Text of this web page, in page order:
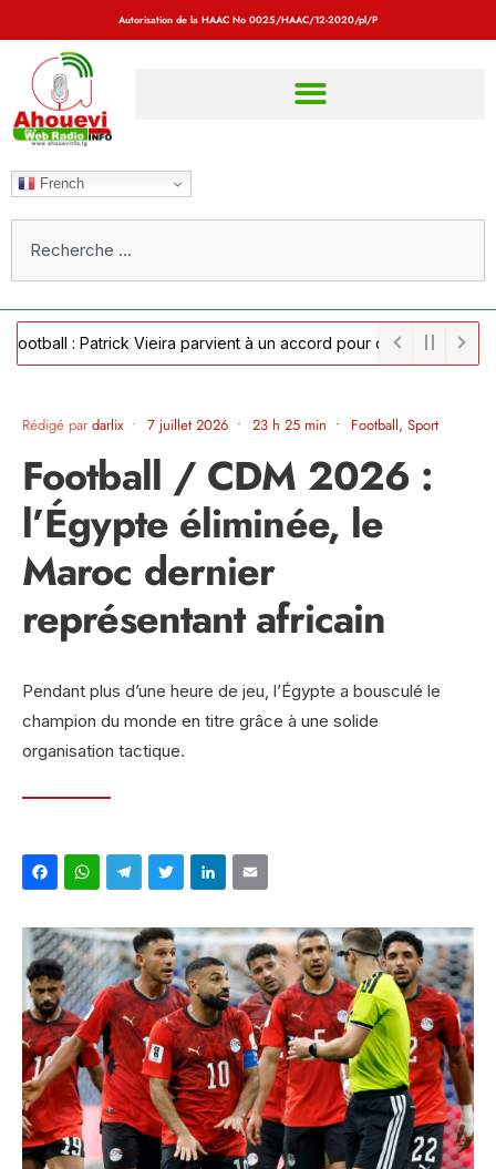
Autorisation de la HAAC No 0025/HAAC/12-2020/pl/P
French
: Patrick Vieira parvient à un accord pour devenir
Rédigé pardarlix • 7 juillet 2026 • 23 h 25 min • Football, Sport
Football / CDM 2026 :
l’Égypte éliminée, le
Maroc dernier
représentant africain
Pendant plus d’une heure de jeu, l’Égypte a bousculé le
champion du monde en titre grâce à une solide
organisation tactique.
Facebook
WhatsApp
Telegram
Twitter
LinkedIn